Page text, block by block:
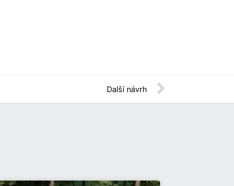
Další návrh